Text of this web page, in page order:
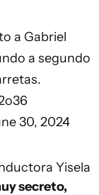
a Gabriel
a segundo
30, 2024
Yisela
secreto,